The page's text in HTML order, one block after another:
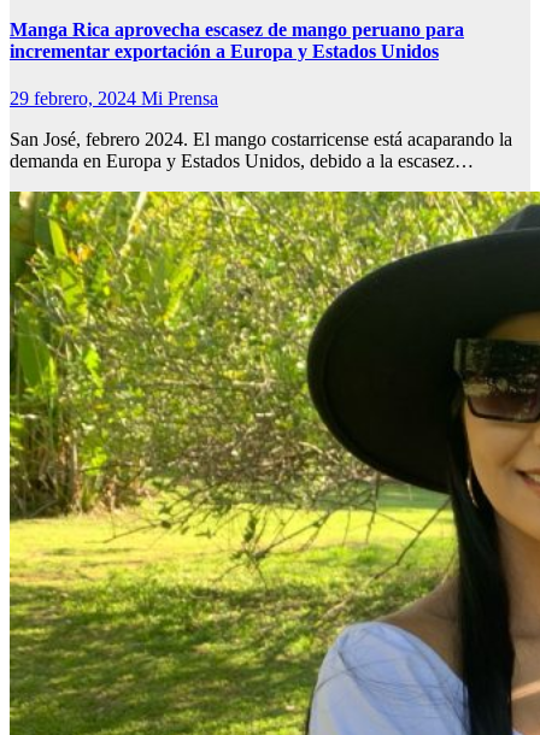
Manga Rica aprovecha escasez de mango peruano para
incrementar exportación a Europa y Estados Unidos
29 febrero, 2024 Mi Prensa
San José, febrero 2024. El mango costarricense está acaparando la
demanda en Europa y Estados Unidos, debido a la escasez…